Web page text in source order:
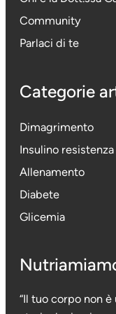
Community
Parlaci di te
Categorie
Dimagrimento
Insulino resistenza
Allenamento
Diabete
Glicemia
“Il tuo corpo non